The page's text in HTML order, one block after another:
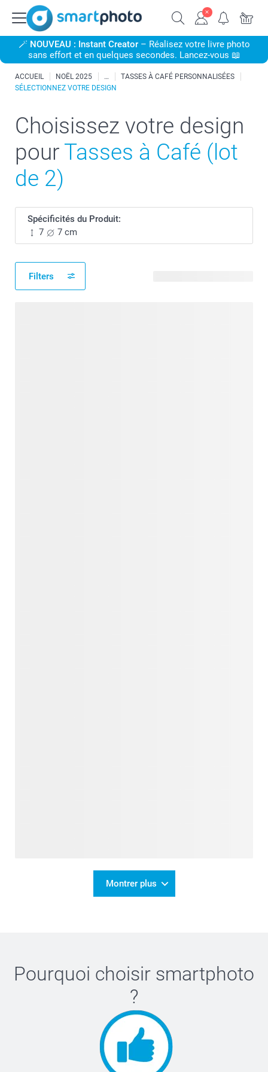
🪄 NOUVEAU : Instant Creator– Réalisez votre livre photo
sans effort et en quelques secondes. Lancez-vous 📖
ACCUEIL NOËL 2025
TASSES À CAFÉ PERSONNALISÉES
SÉLECTIONNEZ VOTRE DESIGN
Choisissez votre design
pour Tasses à Café (lot
de 2)
Spécificités du Produit:
7
7 cm
Filters
Montrer plus
Pourquoi choisir smartphoto
?